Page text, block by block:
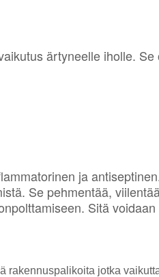
ärtyneelle iholle.
ja
Se pehmentää,
Sitä
rakennuspalikoita jotka